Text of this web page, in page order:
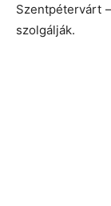
Szentpétervárt
szolgálják.